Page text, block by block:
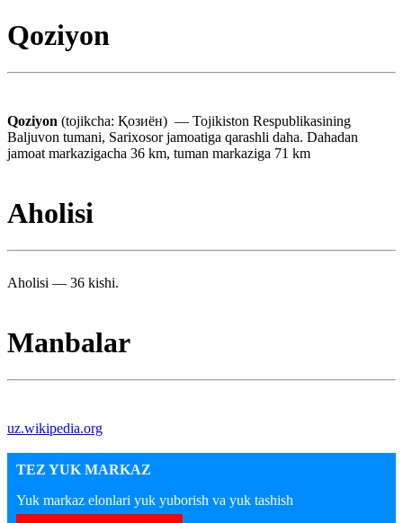
Qoziyon
Qoziyon (tojikcha: Қозиён) — Tojikiston Respublikasining
Baljuvon tumani, Sarixosor jamoatiga qarashli daha. Dahadan
jamoat markazigacha 36 km, tuman markaziga 71 km
Aholisi
Aholisi — 36 kishi.
Manbalar
uz.wikipedia.org
TEZ YUK MARKAZ
Yuk markaz elonlari yuk yuborish va yuk tashish